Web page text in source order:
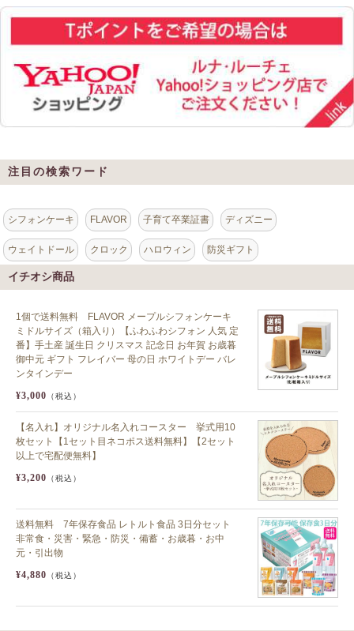
注目の検索ワード
シフォンケーキ FLAVOR 子育て卒業証書 ディズニー
ウェイトドール クロック ハロウィン 防災ギフト
イチオシ商品
1個で送料無料 FLAVOR メープルシフォンケーキ
ミドルサイズ（箱入り）【ふわふわシフォン 人気 定
番】手土産 誕生日 クリスマス 記念日 お年賀 お歳暮
御中元 ギフト フレイバー 母の日 ホワイトデー バレ
ンタインデー
¥3,000 （税込）
【名入れ】オリジナル名入れコースター 挙式用10
枚セット【1セット目ネコポス送料無料】【2セット
以上で宅配便無料】
¥3,200 （税込）
送料無料 7年保存食品 レトルト食品 3日分セット
非常食・災害・緊急・防災・備蓄・お歳暮・お中
元・引出物
¥4,880 （税込）